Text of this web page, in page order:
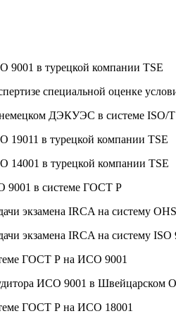
9001 в турецкой компании TSE
специальной оценке
ДЭКУЭС в системе ISO/
19011 в турецкой компании TSE
14001 в турецкой компании TSE
9001 в системе ГОСТ Р
экзамена IRCA на систему
экзамена IRCA на систему
ГОСТ Р на ИСО 9001
ИСО 9001 в Швейцарском
ГОСТ Р на ИСО 18001